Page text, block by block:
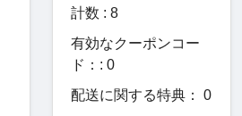
計数 : 8
有効なクーポンコー
ド：: 0
配送に関する特典： 0